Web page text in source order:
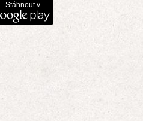
Stáhnout v